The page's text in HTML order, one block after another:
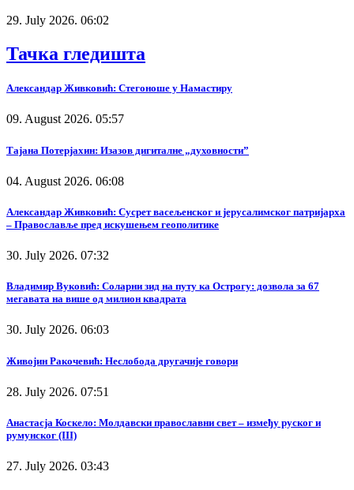
29. July 2026. 06:02
Тачка гледишта
Александар Живковић: Стегоноше у Намастиру
09. August 2026. 05:57
Тајана Потерјахин: Изазов дигиталне „духовности”
04. August 2026. 06:08
Александар Живковић: Сусрет васељенског и јерусалимског патријарха
– Православље пред искушењем геополитике
30. July 2026. 07:32
Владимир Вуковић: Соларни зид на путу ка Острогу: дозвола за 67
мегавата на више од милион квадрата
30. July 2026. 06:03
Живојин Ракочевић: Неслобода другачије говори
28. July 2026. 07:51
Анастасја Коскело: Молдавски православни свет – између руског и
румунског (III)
27. July 2026. 03:43